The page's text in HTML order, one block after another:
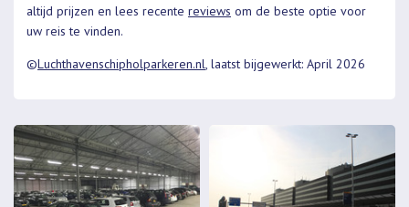
altijd prijzen en lees recente reviews om de beste optie voor
uw reis te vinden.
©Luchthavenschipholparkeren.nl , laatst bijgewerkt: April 2026